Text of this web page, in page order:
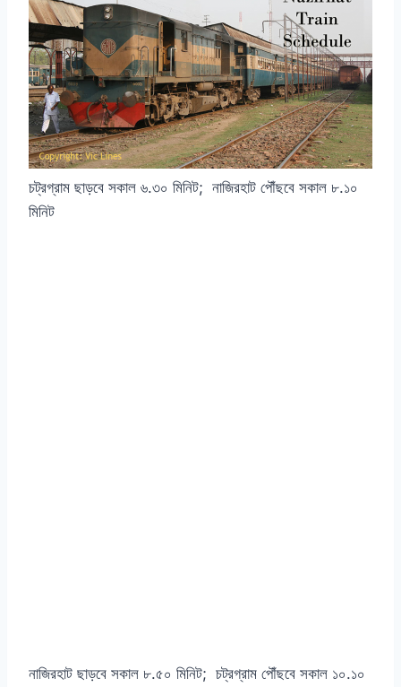
চট্রগ্রাম ছাড়বে সকাল ৬.৩০ মিনিট; নাজিরহাট পৌঁছবে সকাল ৮.১০
মিনিট
নাজিরহাট ছাড়বে সকাল ৮.৫০ মিনিট; চট্রগ্রাম পৌঁছবে সকাল ১০.১০